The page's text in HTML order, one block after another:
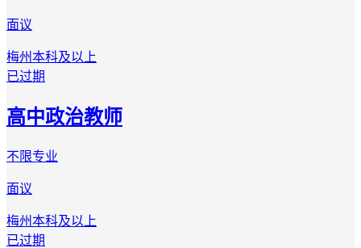
面议
梅州本科及以上
已过期
高中政治教师
不限专业
面议
梅州本科及以上
已过期